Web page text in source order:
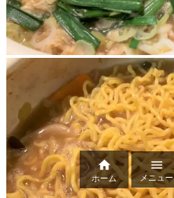

ホーム

メニュー